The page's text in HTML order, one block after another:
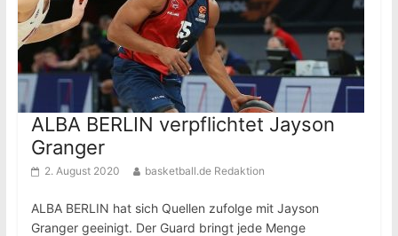
ALBA BERLIN verpflichtet Jayson
Granger
2. August 2020 basketball.de Redaktion
ALBA BERLIN hat sich Quellen zufolge mit Jayson
Granger geeinigt. Der Guard bringt jede Menge